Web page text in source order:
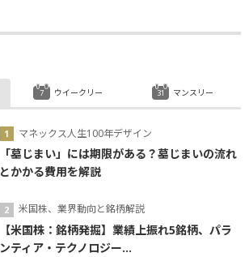
マネックス人生100年デザイン
「墓じまい」には期限がある？墓じまいの流れ
とかかる費用を解説
米国株、業界動向と銘柄解説
【米国株：銘柄発掘】業績上振れ5銘柄、パラ
ンティア・テクノロジー...
ウイークリー マンスリー